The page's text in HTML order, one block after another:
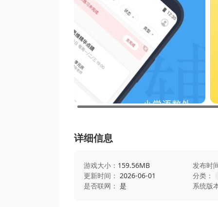
详细信息
游戏大小： 159.56MB
发布时
更新时间： 2026-06-01
分类：
是否联网： 是 系统版